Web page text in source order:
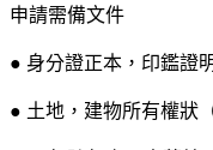
申請需備文件
● 身分證正本，印鑑證
● 土地，建物所有權狀